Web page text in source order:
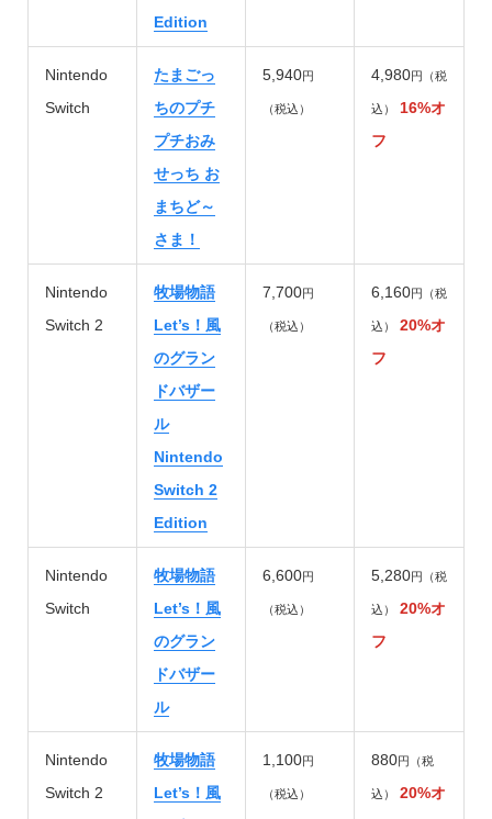
Edition
Nintendo
Switch
たまごっ
ちのプチ
プチおみ
せっち お
まちど～
さま！
5,940円
（税込）
4,980円（税
込）
16%オ
フ
Nintendo
Switch 2
牧場物語
Let’s！風
のグラン
ドバザー
ル
Nintendo
Switch 2
Edition
7,700円
（税込）
6,160円（税
込）
20%オ
フ
Nintendo
Switch
牧場物語
Let’s！風
のグラン
ドバザー
ル
6,600円
（税込）
5,280円（税
込）
20%オ
フ
Nintendo
Switch 2
牧場物語
Let’s！風
1,100円
（税込）
880円（税
込）
20%オ